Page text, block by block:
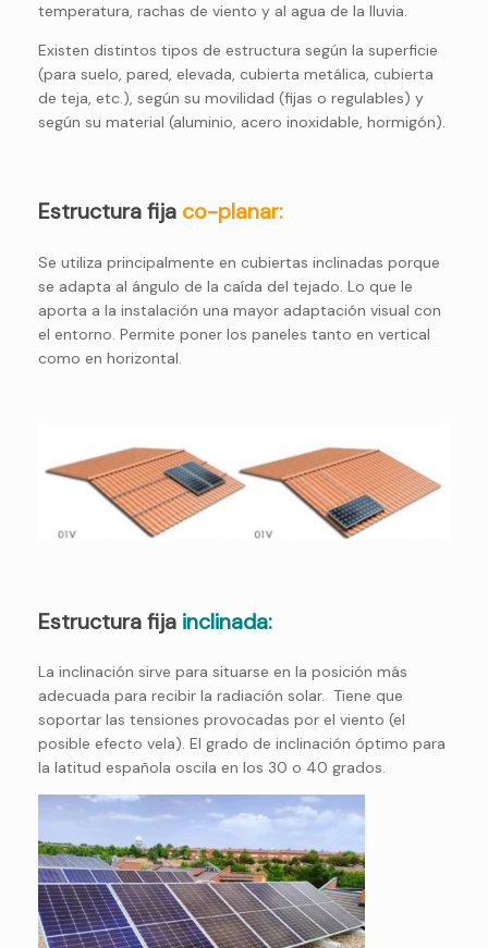
temperatura, rachas de viento y al agua de la lluvia.
Existen distintos tipos de estructura según la superficie
(para suelo, pared, elevada, cubierta metálica, cubierta
de teja, etc.), según su movilidad (fijas o regulables) y
según su material (aluminio, acero inoxidable, hormigón).
Estructura fija co-planar:
Se utiliza principalmente en cubiertas inclinadas porque
se adapta al ángulo de la caída del tejado. Lo que le
aporta a la instalación una mayor adaptación visual con
el entorno. Permite poner los paneles tanto en vertical
como en horizontal.
Estructura fija inclinada:
La inclinación sirve para situarse en la posición más
adecuada para recibir la radiación solar. Tiene que
soportar las tensiones provocadas por el viento (el
posible efecto vela). El grado de inclinación óptimo para
la latitud española oscila en los 30 o 40 grados.